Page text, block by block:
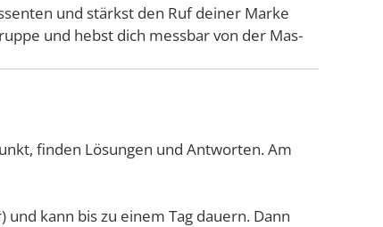
und stärkst den Ruf dei­ner Mar­ke
und hebst dich mess­bar von der Mas­
fin­den Lösun­gen und Ant­wor­ten. Am
kann bis zu einem Tag dau­ern. Dann